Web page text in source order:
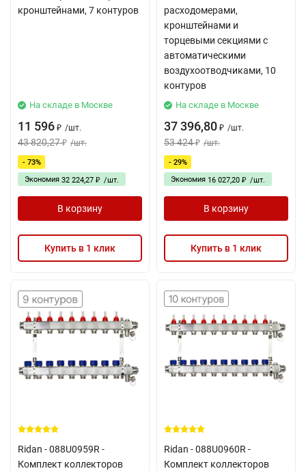
кронштейнами, 7 контуров
На складе в Москве
11 596 ₽ /шт.
43 820,27 ₽ /шт.
- 73%
Экономия 32 224,27 ₽ /шт.
В корзину
Купить в 1 клик
расходомерами,
кронштейнами и
торцевыми секциями с
автоматическими
воздухоотводчиками, 10
контуров
На складе в Москве
37 396,80 ₽ /шт.
53 424 ₽ /шт.
- 29%
Экономия 16 027,20 ₽ /шт.
В корзину
Купить в 1 клик
Ridan - 088U0959R -
Комплект коллекторов
Ridan - 088U0960R -
Комплект коллекторов